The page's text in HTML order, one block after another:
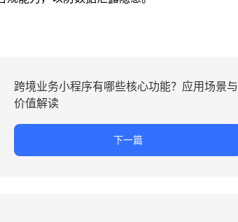
跨境业务小程序有哪些核心功能？应用场景与
价值解读
下一篇